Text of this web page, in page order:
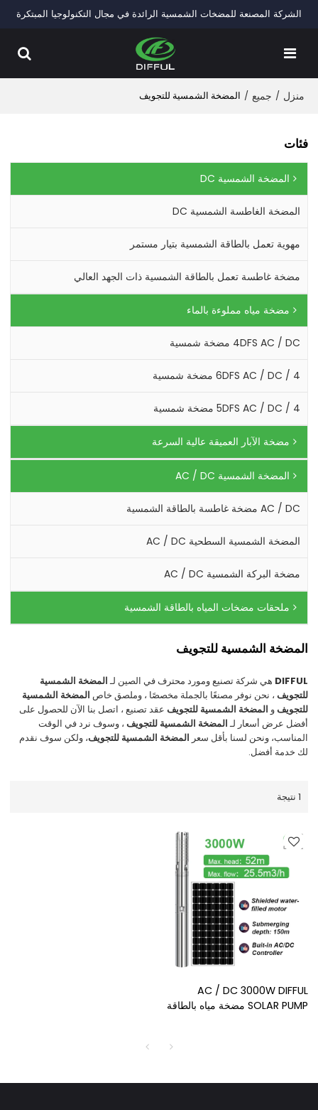
الشركة المصنعة للمضخات الشمسية الرائدة في مجال التكنولوجيا المبتكرة
منزل / جميع / المضخة الشمسية للتجويف
فئات
المضخة الشمسية DC
المضخة الغاطسة الشمسية DC
مهوية تعمل بالطاقة الشمسية بتيار مستمر
مضخة غاطسة تعمل بالطاقة الشمسية ذات الجهد العالي
مضخة مياه مملوءة بالماء
4DFS AC / DC مضخة شمسية
4 / 6DFS AC / DC مضخة شمسية
4 / 5DFS AC / DC مضخة شمسية
مضخة الآبار العميقة عالية السرعة
المضخة الشمسية AC / DC
AC / DC مضخة غاطسة بالطاقة الشمسية
المضخة الشمسية السطحية AC / DC
مضخة البركة الشمسية AC / DC
ملحقات مضخات المياه بالطاقة الشمسية
المضخة الشمسية للتجويف
DIFFUL هي شركة تصنيع ومورد محترف في الصين لـالمضخة الشمسية
للتجويف ، نحن نوفر مصنعًا بالجملة مخصصًا ، وملصق خاص المضخة الشمسية
للتجويفو المضخة الشمسية للتجويف عقد تصنيع ، اتصل بنا الآن للحصول على
أفضل عرض أسعار لـالمضخة الشمسية للتجويف ، وسوف نرد في الوقت
المناسب، ونحن لسنا بأقل سعر المضخة الشمسية للتجويف، ولكن سوف نقدم
لك خدمة أفضل.
1 نتيجة
AC / DC 3000W DIFFUL
SOLAR PUMP مضخة مياه بالطاقة